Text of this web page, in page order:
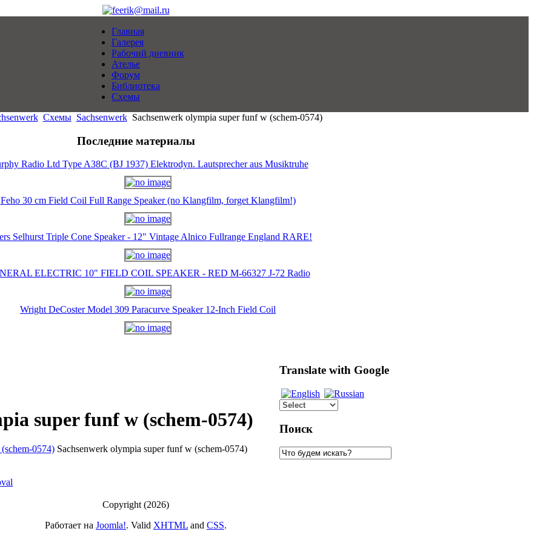
Главная
Галерея
Рабочий дневник
Ателье
Форум
Библиотека
Схемы
Схемы Sachsenwerk Sachsenwerk olympia super funf w (schem-0574)
Последние материалы
Radio Ltd Type A38C (BJ 1937) Elektrodyn. Lautsprecher aus Musiktruhe
Feho 30 cm Field Coil Full Range Speaker (no Klangfilm, forget Klangfilm!)
Selhurst Triple Cone Speaker - 12" Vintage Alnico Fullrange England RARE!
ELECTRIC 10" FIELD COIL SPEAKER - RED M-66327 J-72 Radio
Wright DeCoster Model 309 Paracurve Speaker 12-Inch Field Coil
super funf w (schem-0574)
Sachsenwerk olympia super funf w (schem-0574)
Translate with Google
Поиск
Copyright (2026)
Работает на Joomla!. Valid XHTML and CSS.